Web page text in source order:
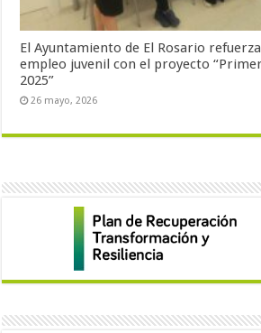
El Ayuntamiento de El Rosario
empleo juvenil con el proyecto
2025”
26 mayo, 2026